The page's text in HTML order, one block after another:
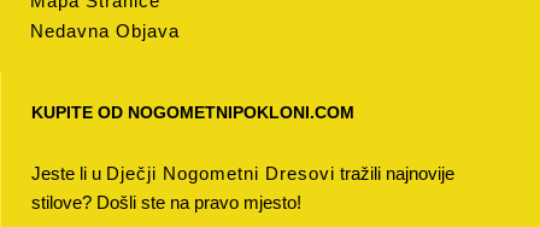
Nedavna Objava
KUPITE OD NOGOMETNIPOKLONI.COM
Jeste li u Dječji Nogometni Dresovi tražili najnovije
stilove? Došli ste na pravo mjesto!